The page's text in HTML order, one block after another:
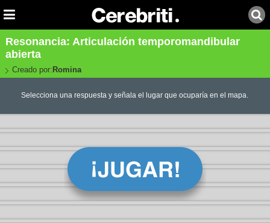
Resonancia: Articulación temporomandibular
abierta
Creado por: Romina
Selecciona una respuesta y señala el lugar que ocuparía en el mapa.